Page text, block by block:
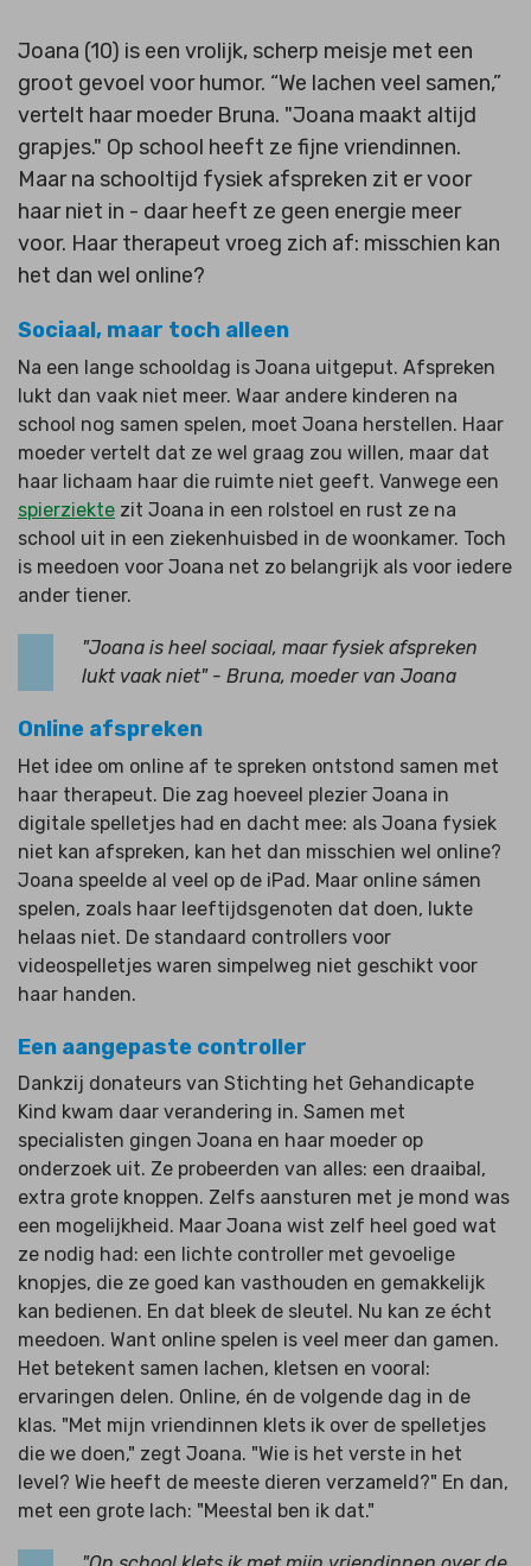
Joana (10) is een vrolijk, scherp meisje met een
groot gevoel voor humor. “We lachen veel samen,”
vertelt haar moeder Bruna. "Joana maakt altijd
grapjes." Op school heeft ze fijne vriendinnen.
Maar na schooltijd fysiek afspreken zit er voor
haar niet in - daar heeft ze geen energie meer
voor. Haar therapeut vroeg zich af: misschien kan
het dan wel online?
Sociaal, maar toch alleen
Na een lange schooldag is Joana uitgeput. Afspreken
lukt dan vaak niet meer. Waar andere kinderen na
school nog samen spelen, moet Joana herstellen. Haar
moeder vertelt dat ze wel graag zou willen, maar dat
haar lichaam haar die ruimte niet geeft. Vanwege een
spierziekte zit Joana in een rolstoel en rust ze na
school uit in een ziekenhuisbed in de woonkamer. Toch
is meedoen voor Joana net zo belangrijk als voor iedere
ander tiener.
"Joana is heel sociaal, maar fysiek afspreken
lukt vaak niet" - Bruna, moeder van Joana
Online afspreken
Het idee om online af te spreken ontstond samen met
haar therapeut. Die zag hoeveel plezier Joana in
digitale spelletjes had en dacht mee: als Joana fysiek
niet kan afspreken, kan het dan misschien wel online?
Joana speelde al veel op de iPad. Maar online sámen
spelen, zoals haar leeftijdsgenoten dat doen, lukte
helaas niet. De standaard controllers voor
videospelletjes waren simpelweg niet geschikt voor
haar handen.
Een aangepaste controller
Dankzij donateurs van Stichting het Gehandicapte
Kind kwam daar verandering in. Samen met
specialisten gingen Joana en haar moeder op
onderzoek uit. Ze probeerden van alles: een draaibal,
extra grote knoppen. Zelfs aansturen met je mond was
een mogelijkheid. Maar Joana wist zelf heel goed wat
ze nodig had: een lichte controller met gevoelige
knopjes, die ze goed kan vasthouden en gemakkelijk
kan bedienen. En dat bleek de sleutel. Nu kan ze écht
meedoen. Want online spelen is veel meer dan gamen.
Het betekent samen lachen, kletsen en vooral:
ervaringen delen. Online, én de volgende dag in de
klas. "Met mijn vriendinnen klets ik over de spelletjes
die we doen," zegt Joana. "Wie is het verste in het
level? Wie heeft de meeste dieren verzameld?" En dan,
met een grote lach: "Meestal ben ik dat."